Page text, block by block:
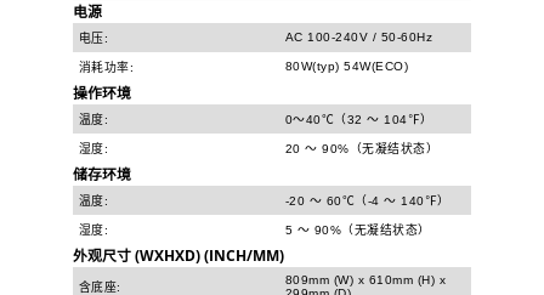
电源
电压: AC 100-240V / 50-60Hz
消耗功率: 80W(typ) 54W(ECO)
操作环境
温度: 0～40℃（32 ～ 104℉）
湿度: 20 ～ 90%（无凝结状态）
储存环境
温度: -20 ～ 60℃（-4 ～ 140℉）
湿度: 5 ～ 90%（无凝结状态）
外观尺寸 (WXHXD) (INCH/MM)
含底座:
809mm (W) x 610mm (H) x